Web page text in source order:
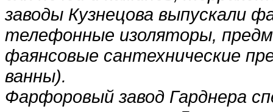
заводы Кузнецова выпускали
телефонные изоляторы,
фаянсовые сантехнические
ванны).
Фарфоровый завод Гарднера